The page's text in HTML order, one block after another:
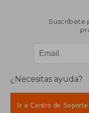
Suscríbete
¿Necesitas ayuda?
Ir a Centro de Soporte